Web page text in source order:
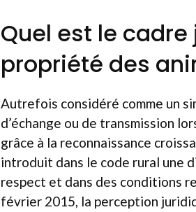
Quel est le
propriété des
Autrefois considéré comme un
d’échange ou de transmission
grâce à la reconnaissance
introduit dans le code rural une
respect et dans des conditions
février 2015, la perception